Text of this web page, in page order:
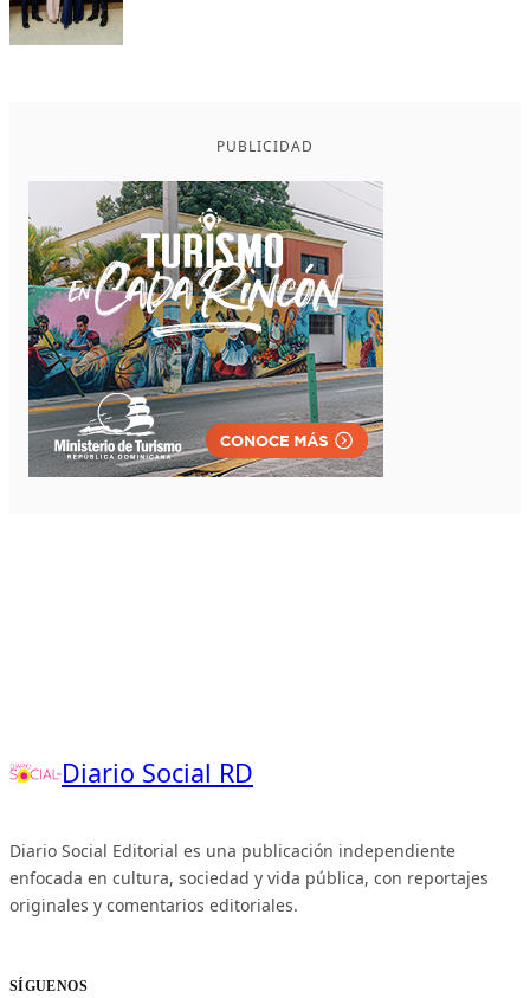
PUBLICIDAD
Diario Social RD
Diario Social Editorial es una publicación independiente
enfocada en cultura, sociedad y vida pública, con reportajes
originales y comentarios editoriales.
SÍGUENOS